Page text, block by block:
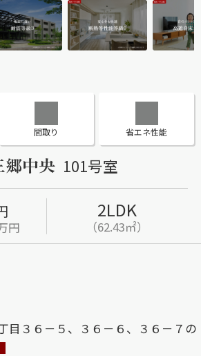
シャーメゾンセレクショ
探す
間取り 省エネ性能
郷中央 101号室
円
2LDK
（62.43㎡）
目３６－５、３６－６、３６－７の